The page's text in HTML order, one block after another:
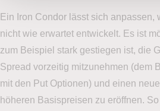
Ein Iron Condor lässt sich anpassen,
nicht wie erwartet entwickelt. Es ist
zum Beispiel stark gestiegen ist, die
Spread vorzeitig mitzunehmen (dem
mit den Put Optionen) und einen
höheren Basispreisen zu eröffnen.